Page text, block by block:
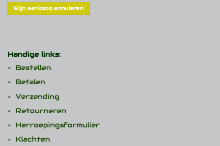
Mijn aankoop annuleren
Handige links:
Bestellen
Betalen
Verzending
Retourneren
Herroepingsformulier
Klachten